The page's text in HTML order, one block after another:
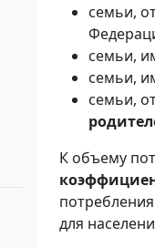
семьи,
семьи,
семьи,
семьи,
К объему
для